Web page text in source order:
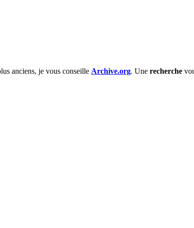
anciens, je vous conseille Archive.org. Une recherche